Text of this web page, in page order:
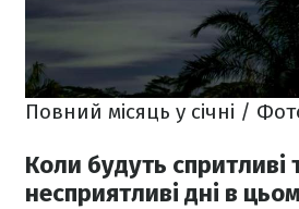
Повний місяць у січні /
Коли будуть спритливі
несприятливі дні в